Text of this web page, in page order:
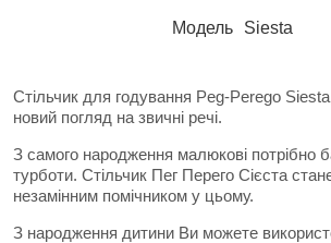
Модель Siesta
Стільчик для годування Peg-Perego
новий погляд на звичні речі.
З самого народження малюкові потрібно
турботи. Стільчик Пег Перего Сієста
незамінним помічником у цьому.
З народження дитини Ви можете